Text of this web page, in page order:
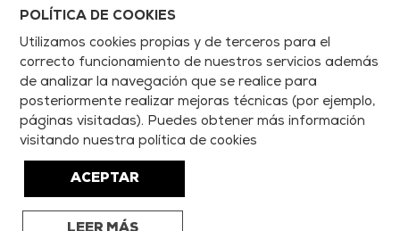
POLÍTICA DE COOKIES
Utilizamos cookies propias y de terceros para el
correcto funcionamiento de nuestros servicios además
de analizar la navegación que se realice para
posteriormente realizar mejoras técnicas (por ejemplo,
páginas visitadas). Puedes obtener más información
visitando nuestra política de cookies
ACEPTAR